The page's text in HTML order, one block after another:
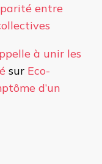
entre
à unir les
sur Eco-
d’un